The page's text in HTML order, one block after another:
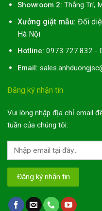
Showroom 2: Thắng Trí,
Xưởng giặt mẫu: Đối
Hà Nội
Hotline: 0973.727.832 -
Email:
Đăng ký nhận tin
Vui lòng nhập địa chỉ email
tuần của chúng tôi: